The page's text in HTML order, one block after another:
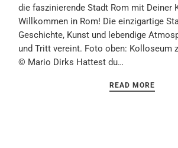
die faszinierende Stadt Rom mit Deiner
Willkommen in Rom! Die einzigartige
Geschichte, Kunst und lebendige
und Tritt vereint. Foto oben: Kolloseum
© Mario Dirks Hattest du…
READ MORE